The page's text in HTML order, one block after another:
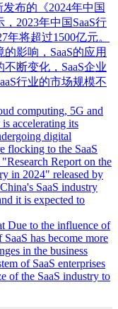
发布的《2024年中国
2023年中国SaaS行
年将超过1500亿元。
影响，SaaS的应用
断变化，SaaS企业
行业的市场规模不
computing, 5G and
accelerating its
digital
flocking to the SaaS
Report on the
in 2024" released by
SaaS industry
it is expected to
Due to the influence of
has become more
in the business
of SaaS enterprises
of the SaaS industry to